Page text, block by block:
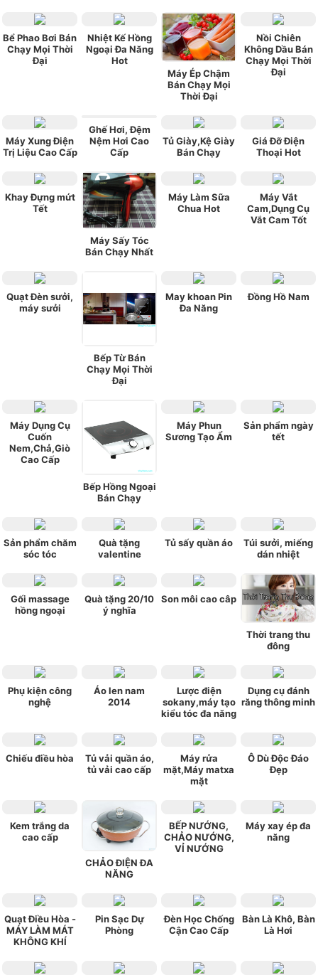
Bể Phao Bơi Bán
Chạy Mọi Thời
Đại
Nhiệt Kế Hồng
Ngoại Đa Năng
Hot
Máy Ép Chậm
Bán Chạy Mọi
Thời Đại
Nồi Chiên
Không Dầu Bán
Chạy Mọi Thời
Đại
Máy Xung Điện
Trị Liệu Cao Cấp
Ghế Hơi, Đệm
Nệm Hơi Cao
Cấp
Tủ Giày,Kệ Giày
Bán Chạy
Giá Đỡ Điện
Thoại Hot
Khay Đựng mứt
Tết
Máy Sấy Tóc
Bán Chạy Nhất
Máy Làm Sữa
Chua Hot
Máy Vắt
Cam,Dụng Cụ
Vắt Cam Tốt
Quạt Đèn sưởi,
máy sưởi
Bếp Từ Bán
Chạy Mọi Thời
Đại
May khoan Pin
Đa Năng
Đồng Hồ Nam
Máy Dụng Cụ
Cuốn
Nem,Chả,Giò
Cao Cấp
Bếp Hồng Ngoại
Bán Chạy
Máy Phun
Sương Tạo Ẩm
Sản phẩm ngày
tết
Sản phẩm chăm
sóc tóc
Quà tặng
valentine
Tủ sấy quần áo
Túi sưởi, miếng
dán nhiệt
Gối massage
hồng ngoại
Quà tặng 20/10
ý nghĩa
Son môi cao câp
Thời trang thu
đông
Phụ kiện công
nghệ
Áo len nam
2014
Lược điện
sokany,máy tạo
kiểu tóc đa năng
Dụng cụ đánh
răng thông minh
Chiếu điều hòa
Tủ vải quần áo,
tủ vải cao cấp
Máy rửa
mặt,Máy matxa
mặt
Ô Dù Độc Đáo
Đẹp
Kem trắng da
cao cấp
CHẢO ĐIỆN ĐA
NĂNG
BẾP NƯỚNG,
CHẢO NƯỚNG,
VỈ NƯỚNG
Máy xay ép đa
năng
Quạt Điều Hòa -
MÁY LÀM MÁT
KHÔNG KHÍ
Pin Sạc Dự
Phòng
Đèn Học Chống
Cận Cao Cấp
Bàn Là Khô, Bàn
Là Hơi